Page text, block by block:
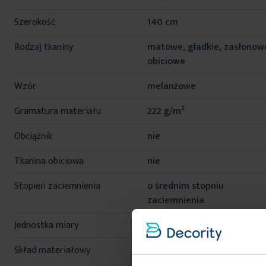
Szerokość
140 cm
Rodzaj tkaniny
matowe, gładkie,
obiciowe
Wzór
melanżowe
Gramatura materiału
222 g/m²
Obciążnik
nie
Tkanina obiciowa
nie
Stopień zaciemnienia
o średnim stopniu
zaciemnienia
Jednostka miary
mb
Skład materiałowy
100% poliester